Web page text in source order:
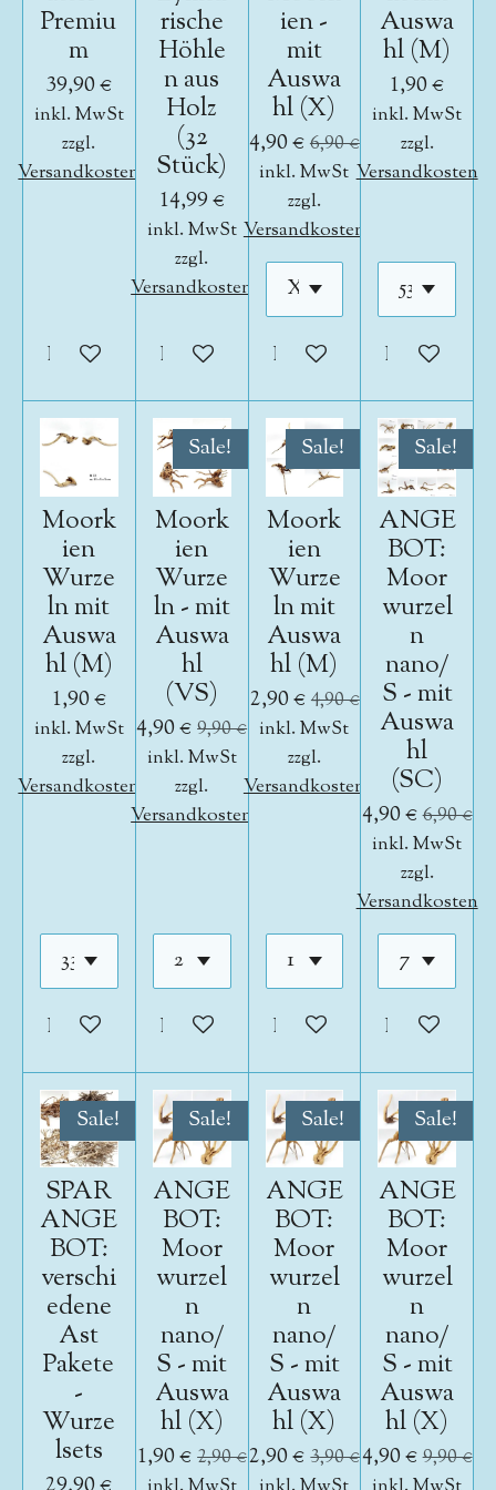
Premiu
m
39,90 €
inkl. MwSt
zzgl.
Versandkosten
In den Warenkorb
rische
Höhle
n aus
Holz
(32
Stück)
14,99 €
inkl. MwSt
zzgl.
Versandkosten
In den Warenkorb
ien -
mit
Auswa
hl (X)
4,90 € 6,90 €
inkl. MwSt
zzgl.
Versandkosten
In den Warenkorb
Auswa
hl (M)
1,90 €
inkl. MwSt
zzgl.
Versandkosten
In den
Moork
ien
Wurze
ln mit
Auswa
hl (M)
1,90 €
inkl. MwSt
zzgl.
Versandkosten
In den Warenkorb
Sale!
Moork
ien
Wurze
ln - mit
Auswa
hl
(VS)
4,90 € 9,90 €
inkl. MwSt
zzgl.
Versandkosten
In den Warenkorb
Sale!
Moork
ien
Wurze
ln mit
Auswa
hl (M)
2,90 € 4,90 €
inkl. MwSt
zzgl.
Versandkosten
In den Warenkorb
Sale!
ANGE
BOT:
Moor
wurzel
n
nano/
S - mit
Auswa
hl
(SC)
4,90 €6,90 €
inkl. MwSt
zzgl.
Versandkosten
In den
Sale!
SPAR
ANGE
BOT:
verschi
edene
Ast
Pakete
-
Wurze
lsets
Sale!
ANGE
BOT:
Moor
wurzel
n
nano/
S - mit
Auswa
hl (X)
1,90 € 2,90 €
Sale!
ANGE
BOT:
Moor
wurzel
n
nano/
S - mit
Auswa
hl (X)
2,90 € 3,90 €
Sale!
ANGE
BOT:
Moor
wurzel
n
nano/
S - mit
Auswa
hl (X)
4,90 €9,90 €